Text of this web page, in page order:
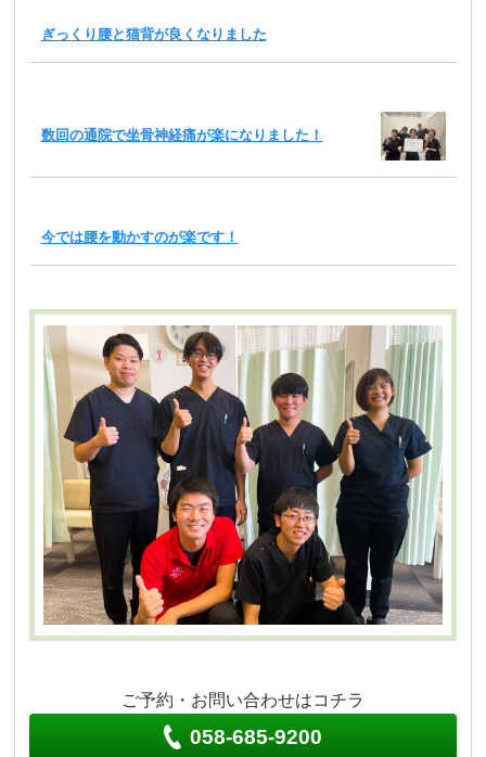
ぎっくり腰と猫背が良くなりました
数回の通院で坐骨神経痛が楽になりました！
今では腰を動かすのが楽です！
ご予約・お問い合わせはコチラ
058-685-9200